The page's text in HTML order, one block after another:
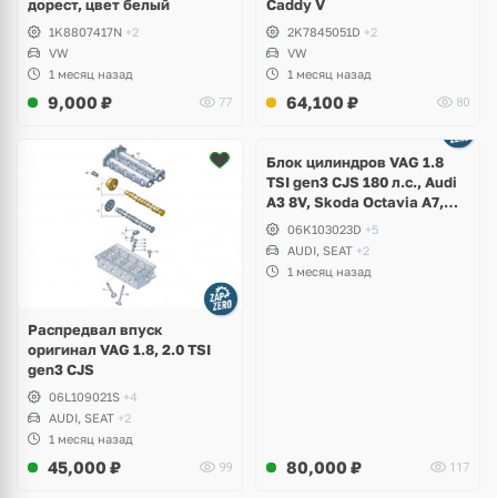
дорест, цвет белый
1K8807417N +2
VW
1 месяц назад
9,000 ₽ 77
Caddy V
2K7845051D +2
VW
1 месяц назад
64,100 ₽ 80
Распредвал впуск
оригинал VAG 1.8, 2.0 TSI
gen3 CJS
06L109021S +4
AUDI, SEAT +2
1 месяц назад
45,000 ₽ 99
2 фото
Блок цилиндров VAG 1.8
TSI gen3 CJS 180 л.с., Audi
A3 8V, Skoda Octavia A7,
Superb, Volkswagen Passat
B8, Golf VII Alltrack, Seat
Leon
06K103023D +5
AUDI, SEAT +2
1 месяц назад
80,000 ₽ 117